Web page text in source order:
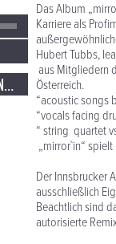
ARTIST IN RESIDENCE - HERBST 07
Das Album
Karriere als
Hubert Tubbs,
aus Mitgliedern
Österreich.
“acoustic songs
“vocals facing
“ string quartet
„mirror`in“
Der Innsbrucker
ausschließlich
Beachtlich sind
autorisierte